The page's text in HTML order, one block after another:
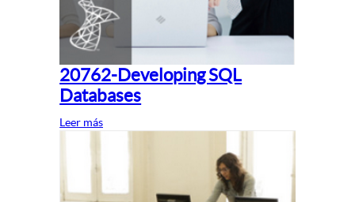
20762-Developing SQL
Databases
Leer más